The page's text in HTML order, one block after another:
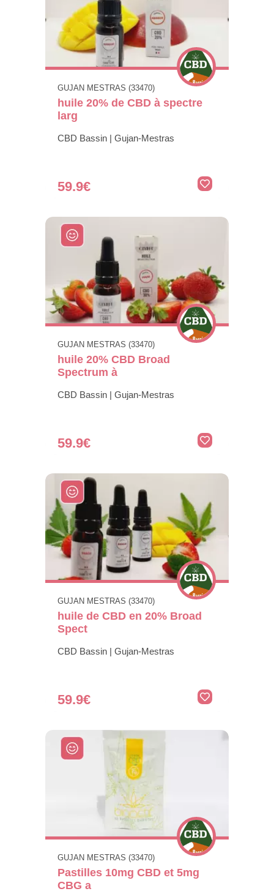
GUJAN MESTRAS (33470)
huile 20% de CBD à spectre
larg
CBD Bassin | Gujan-Mestras
59.9€
GUJAN MESTRAS (33470)
huile 20% CBD Broad
Spectrum à
CBD Bassin | Gujan-Mestras
59.9€
GUJAN MESTRAS (33470)
huile de CBD en 20% Broad
Spect
CBD Bassin | Gujan-Mestras
59.9€
GUJAN MESTRAS (33470)
Pastilles 10mg CBD et 5mg
CBG a